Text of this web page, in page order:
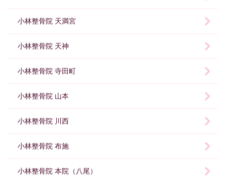
小林整骨院 天満宮
小林整骨院 天神
小林整骨院 寺田町
小林整骨院 山本
小林整骨院 川西
小林整骨院 布施
小林整骨院 本院（八尾）